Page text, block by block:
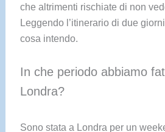
che altrimenti rischiate di non
Leggendo l’itinerario di due
cosa intendo.
In che periodo abbiamo
Londra?
Sono stata a Londra per un